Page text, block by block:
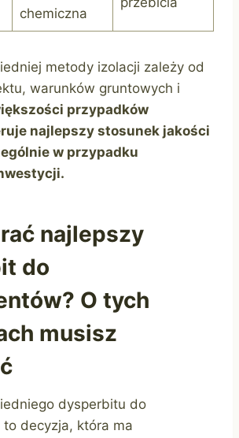
chemiczna
metody izolacji zależy od
warunków gruntowych i
przypadków
najlepszy stosunek jakości
w przypadku
najlepszy
do
O tych
musisz
dysperbitu do
decyzja, która ma